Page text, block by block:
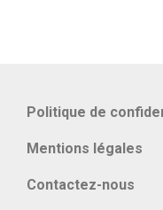
Politique de
Mentions légales
Contactez-nous